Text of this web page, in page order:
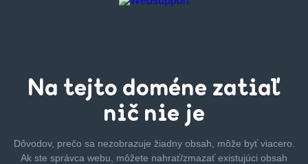
Na tejto doméne zatiaľ
nič nie je
Dôvodov, prečo sa nezobrazuje žiadny obsah, môže byťviacero.
Ak ste správca webu, môžete nahrať/zmazaťexistujúci obsah